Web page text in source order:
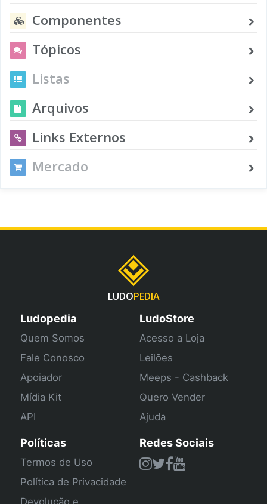
Componentes
Tópicos
Listas
Arquivos
Links Externos
Mercado
LUDOPEDIA
Ludopedia
Quem Somos
Fale Conosco
Apoiador
Mídia Kit
API
LudoStore
Acesso a Loja
Leilões
Meeps - Cashback
Quero Vender
Ajuda
Políticas
Termos de Uso
Política de Privacidade
Devolução e
Redes Sociais